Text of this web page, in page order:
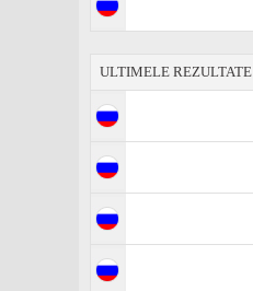
ULTIMELE REZULTATE